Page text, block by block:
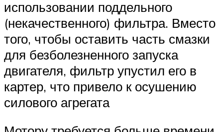
использовании поддельного
(некачественного) фильтра. Вместо
того, чтобы оставить часть смазки
для безболезненного запуска
двигателя, фильтр упустил его в
картер, что привело к осушению
силового агрегата